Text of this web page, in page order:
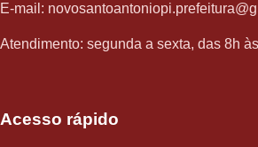
E-mail:
Atendimento: segunda a sexta, das 8h
Acesso rápido